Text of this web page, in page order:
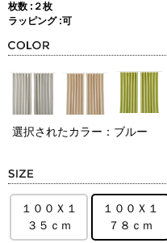
枚数 :２枚
ラッピング :可
選択されたカラー：ブルー
１００Ｘ１
３５ｃｍ
１００Ｘ１
７８ｃｍ